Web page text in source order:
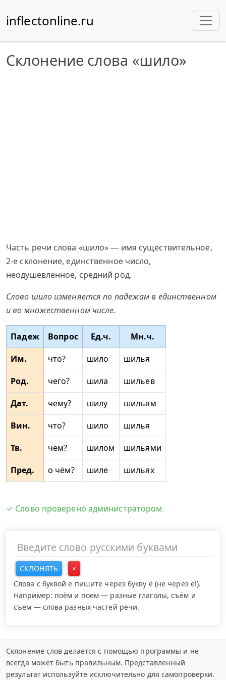
inflectonline.ru
Склонение слова «шило»
Часть речи слова «шило» — имя существительное,
2-е склонение, единственное число,
неодушевлённое, средний род.
Слово шило изменяется по падежам в единственном
и во множественном числе.
Падеж Вопрос Ед.ч.
Мн.ч.
Им.
что? шило
шилья
Род.
чего? шила
шильев
Дат.
чему? шилу
шильям
Вин.
что? шило
шилья
Тв.
чем? шилом
шильями
Пред.
о чём? шиле шильях
✓ Слово проверено администратором.
СКЛОНЯТЬ
×
Слова с буквой ё пишите через букву ё (не через е!).
Например: поём и поем — разные глаголы, съём и
съем — слова разных частей речи.
Склонение слов делается с помощью программы и не
всегда может быть правильным. Представленный
результат используйте исключительно для самопроверки.